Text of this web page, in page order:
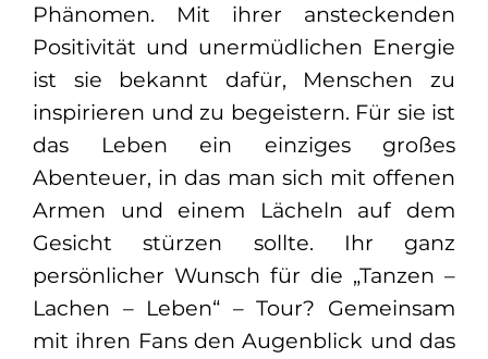
Phänomen. Mit ihrer ansteckenden
Positivität und unermüdlichen Energie
ist sie bekannt dafür, Menschen zu
inspirieren und zu begeistern. Für sie ist
das Leben ein einziges großes
Abenteuer, in das man sich mit offenen
Armen und einem Lächeln auf dem
Gesicht stürzen sollte. Ihr ganz
persönlicher Wunsch für die „Tanzen –
Lachen – Leben“ – Tour? Gemeinsam
mit ihren Fans den Augenblick und das